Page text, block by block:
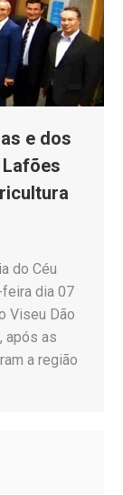
e dos
do Céu
feira dia 07
Viseu Dão
após as
a região